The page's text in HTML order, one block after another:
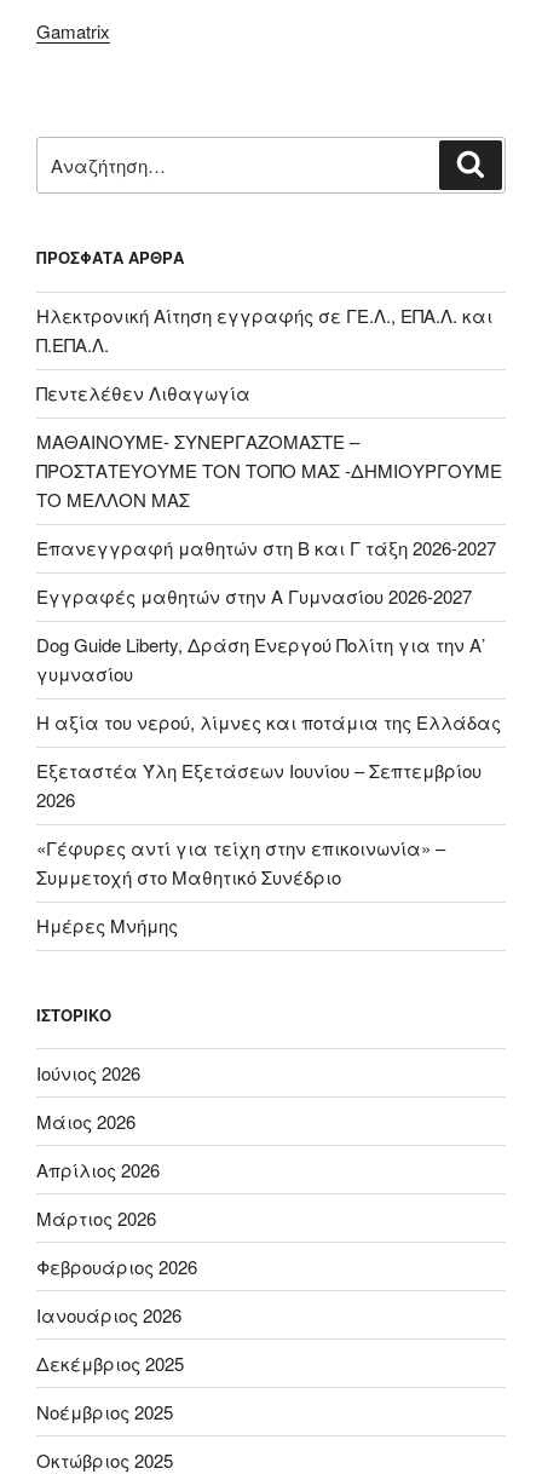
Gamatrix
για:
ΠΡΌΣΦΑΤΑ ΆΡΘΡΑ
Ηλεκτρονική Αίτηση εγγραφής σε ΓΕ.Λ., ΕΠΑ.Λ. και
Π.ΕΠΑ.Λ.
Πεντελέθεν Λιθαγωγία
ΜΑΘΑΙΝΟΥΜΕ- ΣΥΝΕΡΓΑΖΟΜΑΣΤΕ –
ΠΡΟΣΤΑΤΕΥΟΥΜΕ ΤΟΝ ΤΟΠΟ ΜΑΣ -ΔΗΜΙΟΥΡΓΟΥΜΕ
ΤΟ ΜΕΛΛΟΝ ΜΑΣ
Επανεγγραφή μαθητών στη Β και Γ τάξη 2026-2027
Εγγραφές μαθητών στην Α Γυμνασίου 2026-2027
Dog Guide Liberty, Δράση Ενεργού Πολίτη για την Α’
γυμνασίου
H αξία του νερού, λίμνες και ποτάμια της Ελλάδας
Εξεταστέα Ύλη Εξετάσεων Ιουνίου – Σεπτεμβρίου
2026
«Γέφυρες αντί για τείχη στην επικοινωνία» –
Συμμετοχή στο Μαθητικό Συνέδριο
Ημέρες Μνήμης
ΙΣΤΟΡΙΚΌ
Ιούνιος 2026
Μάιος 2026
Απρίλιος 2026
Μάρτιος 2026
Φεβρουάριος 2026
Ιανουάριος 2026
Δεκέμβριος 2025
Νοέμβριος 2025
Οκτώβριος 2025